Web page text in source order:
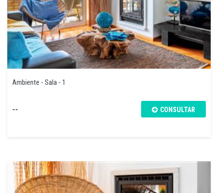
Ambiente - Sala - 1
-- CONSULTAR